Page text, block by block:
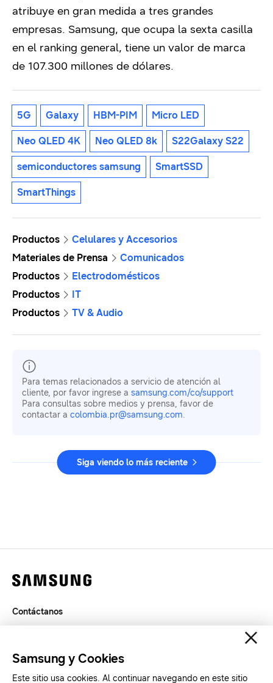
atribuye en gran medida a tres grandes
empresas. Samsung, que ocupa la sexta casilla
en el ranking general, tiene un valor de marca
de 107.300 millones de dólares.
5G Galaxy HBM-PIM Micro LED
Neo QLED 4K Neo QLED 8k S22Galaxy S22
semiconductores samsung SmartSSD
SmartThings
Productos
Celulares y Accesorios
Materiales de Prensa
Comunicados
Productos
Electrodomésticos
Productos
IT
Productos
TV & Audio
Para temas relacionados a servicio de atención al
cliente, por favor ingrese a samsung.com/co/support
Para consultas sobre medios y prensa, favor de
contactar a colombia.pr@samsung.com.
Siga viendo lo más reciente
Contáctanos
SAMSUNG.COM
Samsung y Cookies
Este sitio usa cookies. Al continuar navegando en este sitio